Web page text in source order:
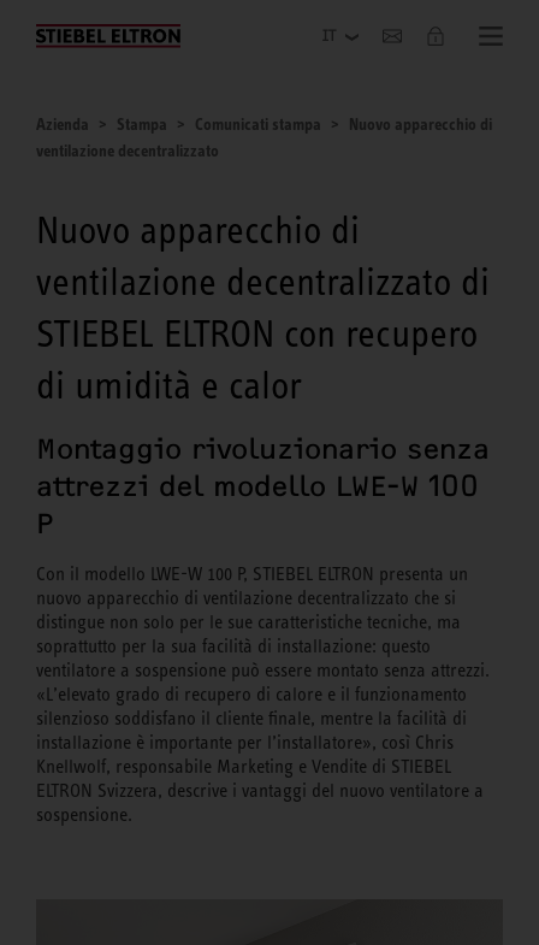
Azienda
Azienda Stampa Comunicati stampa
Nuovo apparecchio di
ventilazione decentralizzato
Nuovo apparecchio di
ventilazione decentralizzato di
STIEBEL ELTRON con recupero
di umidità e calor
Montaggio rivoluzionario senza
attrezzi del modello LWE-W 100
P
Con il modello LWE-W 100 P, STIEBEL ELTRON presenta un
nuovo apparecchio di ventilazione decentralizzato che si
distingue non solo per le sue caratteristiche tecniche, ma
soprattutto per la sua facilità di installazione: questo
ventilatore a sospensione può essere montato senza attrezzi.
«L’elevato grado di recupero di calore e il funzionamento
silenzioso soddisfano il cliente finale, mentre la facilità di
installazione è importante per l’installatore», così Chris
Knellwolf, responsabile Marketing e Vendite di STIEBEL
ELTRON Svizzera, descrive i vantaggi del nuovo ventilatore a
sospensione.